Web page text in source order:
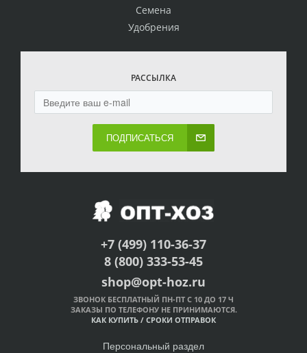
Семена
Удобрения
РАССЫЛКА
ПОДПИСАТЬСЯ
+7 (499) 110-36-37
8 (800) 333-53-45
shop@opt-hoz.ru
ЗВОНОК БЕСПЛАТНЫЙ ПН-ПТ С 10 ДО 17 Ч
ЗАКАЗЫ ПО ТЕЛЕФОНУ НЕ ПРИНИМАЮТСЯ.
КАК КУПИТЬ / СРОКИ ОТПРАВОК
Персональный раздел